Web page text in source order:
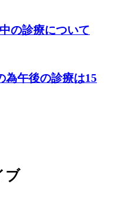
の診療について
為午後の診療は15
ブ